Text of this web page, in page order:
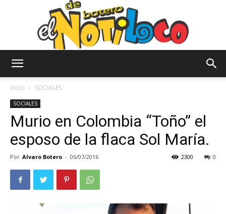
Notiloco
Botero
Inicio SOCIALES
SOCIALES
Murio en Colombia “Toño” el
esposo de la flaca Sol María.
Por Alvaro Botero - 06/07/2016 0
2300